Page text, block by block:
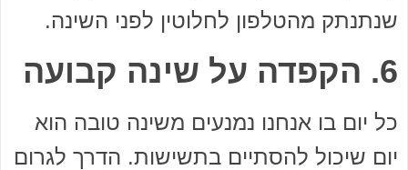
שנתנתק מהטלפון לחלוטין לפני השינה.
6. הקפדה על שינה קבועה
כל יום בו אנחנו נמנעים משינה טובה הוא
יום שיכול להסתיים בתשישות. הדרך לגרום